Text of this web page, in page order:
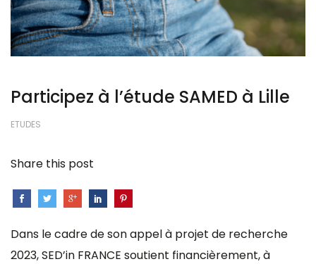
Participez à l’étude SAMED à Lille
ETUDES
Share this post
Dans le cadre de son appel à projet de recherche
2023, SED’in FRANCE soutient financièrement, à